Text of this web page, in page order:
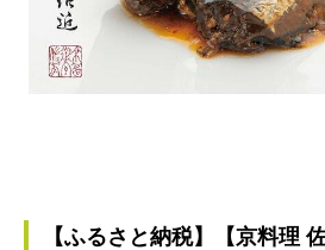
【ふるさと納税】【京料理